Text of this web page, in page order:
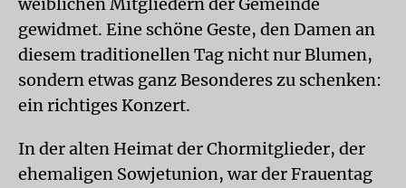
gewidmet. Eine schöne Geste, den Damen an
diesem traditionellen Tag nicht nur Blumen,
sondern etwas ganz Besonderes zu schenken:
ein richtiges Konzert.
In der alten Heimat der Chormitglieder, der
ehemaligen Sowjetunion, war der Frauentag